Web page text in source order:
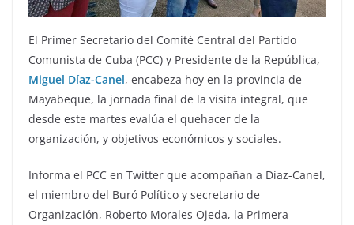
El Primer Secretario del Comité Central del Partido
Comunista de Cuba (PCC) y Presidente de la República,
Miguel Díaz-Canel, encabeza hoy en la provincia de
Mayabeque, la jornada final de la visita integral, que
desde este martes evalúa el quehacer de la
organización, y objetivos económicos y sociales.
Informa el PCC en Twitter que acompañan a Díaz-Canel,
el miembro del Buró Político y secretario de
Organización, Roberto Morales Ojeda, la Primera